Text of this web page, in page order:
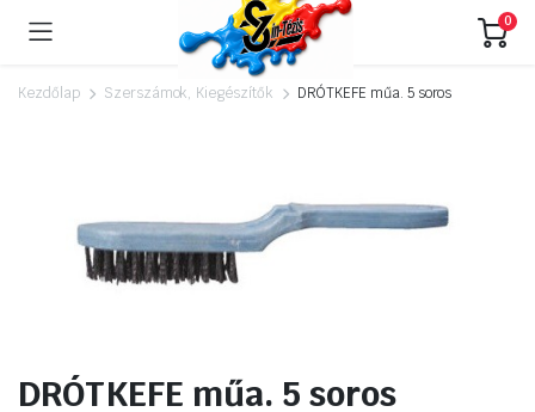
0
Kezdőlap Szerszámok, Kiegészítők DRÓTKEFE műa. 5 soros
DRÓTKEFE műa. 5 soros